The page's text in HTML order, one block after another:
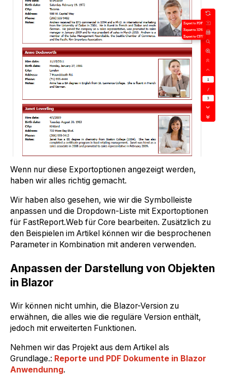
Wenn nur diese Exportoptionen angezeigt werden,
haben wir alles richtig gemacht.
Wir haben also gesehen, wie wir die Symbolleiste
anpassen und die Dropdown-Liste mit Exportoptionen
für FastReport.Web für Core bearbeiten. Zusätzlich zu
den Beispielen im Artikel können wir die besprochenen
Parameter in Kombination mit anderen verwenden.
Anpassen der Darstellung von Objekten
in Blazor
Wir können nicht umhin, die Blazor-Version zu
erwähnen, die alles wie die reguläre Version enthält,
jedoch mit erweiterten Funktionen.
Nehmen wir das Projekt aus dem Artikel als
Grundlage.: Reporte und PDF Dokumente in Blazor
Anwendunng.